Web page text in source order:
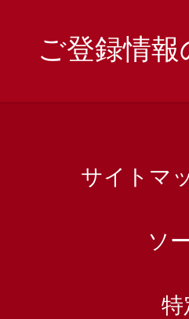
ご登録情
サイトマ
ソ
特